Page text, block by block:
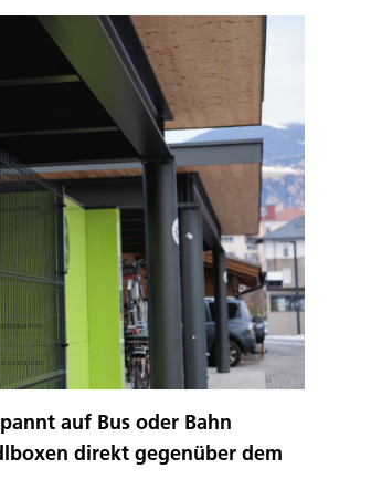
auf Bus oder Bahn
direkt gegenüber dem